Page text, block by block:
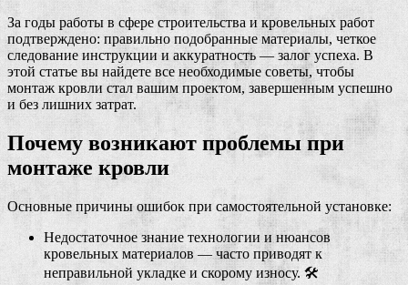
За годы работы в сфере строительства и кровельных работ
подтверждено: правильно подобранные материалы, четкое
следование инструкции и аккуратность — залог успеха. В
этой статье вы найдете все необходимые советы, чтобы
монтаж кровли стал вашим проектом, завершенным успешно
и без лишних затрат.
Почему возникают проблемы при
монтаже кровли
Основные причины ошибок при самостоятельной установке:
Недостаточное знание технологии и нюансов
кровельных материалов — часто приводят к
неправильной укладке и скорому износу. 🛠️